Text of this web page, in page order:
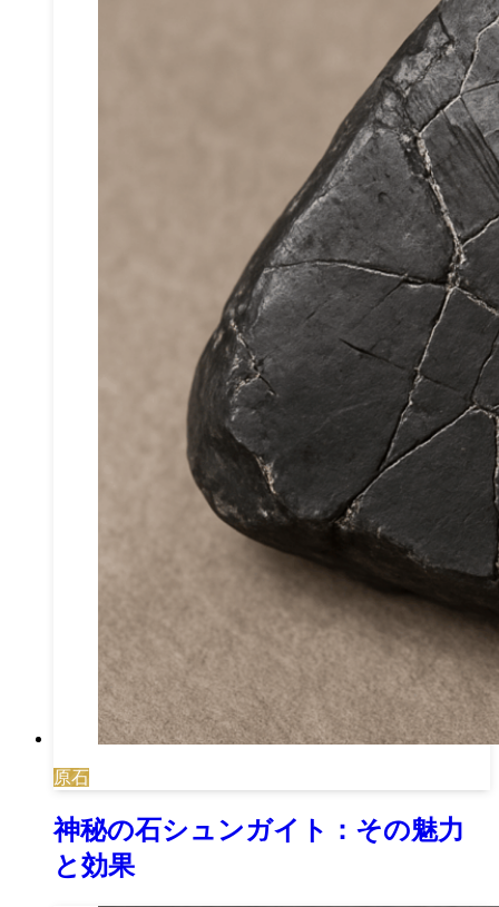
原石
神秘の石シュンガイト：その魅力
と効果